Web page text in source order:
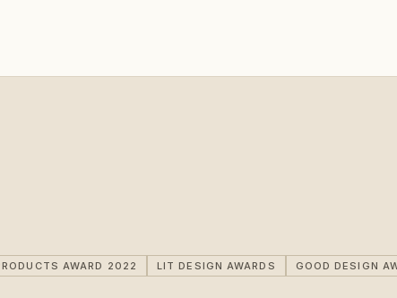
AWARD 2022 LIT DESIGN AWARDS GOOD DESIGN